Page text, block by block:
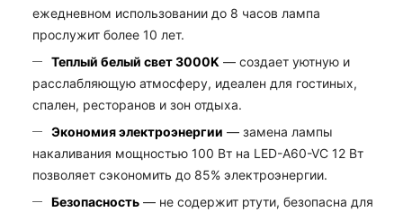
ежедневном использовании до 8 часов лампа
прослужит более 10 лет.
Теплый белый свет 3000K — создает уютную и
расслабляющую атмосферу, идеален для гостиных,
спален, ресторанов и зон отдыха.
Экономия электроэнергии — замена лампы
накаливания мощностью 100 Вт на LED-A60-VC 12 Вт
позволяет сэкономить до 85% электроэнергии.
Безопасность — не содержит ртути, безопасна для